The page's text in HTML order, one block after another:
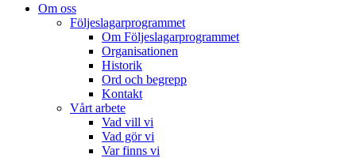
Om oss
Följeslagarprogrammet
Om Följeslagarprogrammet
Organisationen
Historik
Ord och begrepp
Kontakt
Vårt arbete
Vad vill vi
Vad gör vi
Var finns vi